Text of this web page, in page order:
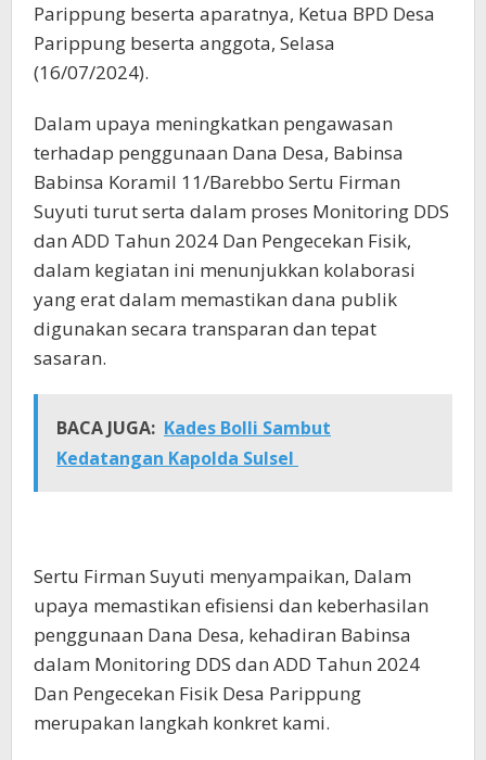
Parippung beserta aparatnya, Ketua BPD Desa
Parippung beserta anggota, Selasa
(16/07/2024).
Dalam upaya meningkatkan pengawasan
terhadap penggunaan Dana Desa, Babinsa
Babinsa Koramil 11/Barebbo Sertu Firman
Suyuti turut serta dalam proses Monitoring DDS
dan ADD Tahun 2024 Dan Pengecekan Fisik,
dalam kegiatan ini menunjukkan kolaborasi
yang erat dalam memastikan dana publik
digunakan secara transparan dan tepat
sasaran.
BACA JUGA: Kades Bolli Sambut
Kedatangan Kapolda Sulsel
Sertu Firman Suyuti menyampaikan, Dalam
upaya memastikan efisiensi dan keberhasilan
penggunaan Dana Desa, kehadiran Babinsa
dalam Monitoring DDS dan ADD Tahun 2024
Dan Pengecekan Fisik Desa Parippung
merupakan langkah konkret kami.